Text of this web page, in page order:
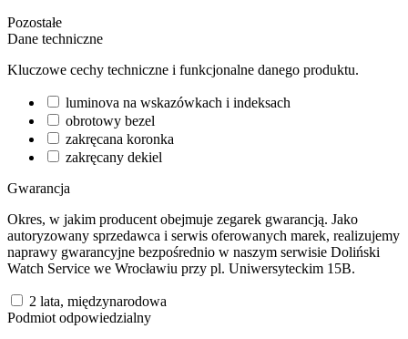
Pozostałe
Dane techniczne
Kluczowe cechy techniczne i funkcjonalne danego produktu.
luminova na wskazówkach i indeksach
obrotowy bezel
zakręcana koronka
zakręcany dekiel
Gwarancja
Okres, w jakim producent obejmuje zegarek gwarancją. Jako
autoryzowany sprzedawca i serwis oferowanych marek, realizujemy
naprawy gwarancyjne bezpośrednio w naszym serwisie Doliński
Watch Service we Wrocławiu przy pl. Uniwersyteckim 15B.
2 lata, międzynarodowa
Podmiot odpowiedzialny